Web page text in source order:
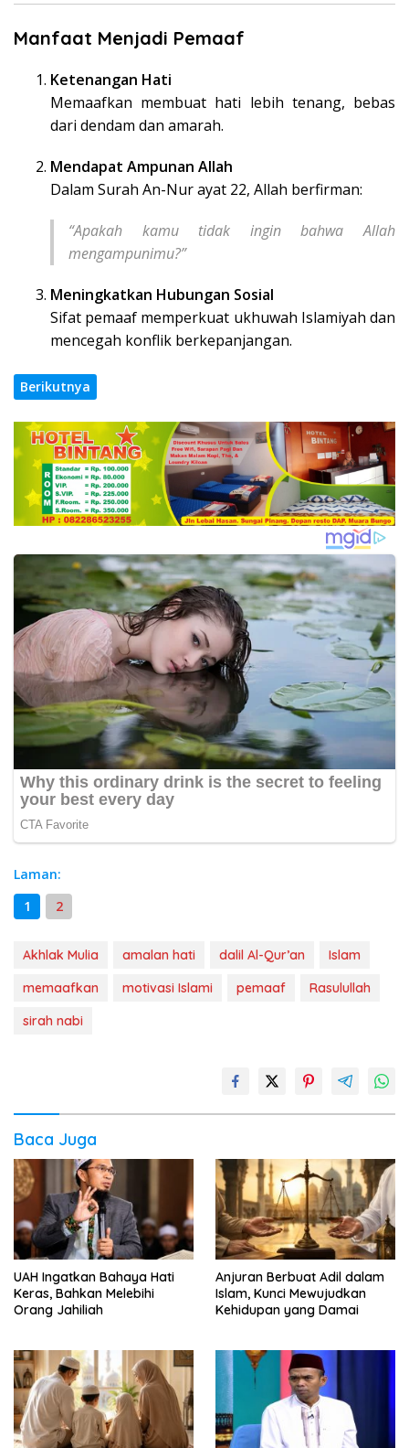
Manfaat Menjadi Pemaaf
Ketenangan Hati
Memaafkan membuat hati lebih tenang, bebas
dari dendam dan amarah.
Mendapat Ampunan Allah
Dalam Surah An-Nur ayat 22, Allah berfirman:
“Apakah kamu tidak ingin bahwa Allah
mengampunimu?”
Meningkatkan Hubungan Sosial
Sifat pemaaf memperkuat ukhuwah Islamiyah dan
mencegah konflik berkepanjangan.
Berikutnya
Laman:
1
2
Akhlak Mulia amalan hati dalil Al-Qur’an
Islam
memaafkan
motivasi Islami pemaaf
Rasulullah
sirah nabi
Baca Juga
UAH Ingatkan Bahaya Hati
Keras, Bahkan Melebihi
Orang Jahiliah
Anjuran Berbuat Adil dalam
Islam, Kunci Mewujudkan
Kehidupan yang Damai